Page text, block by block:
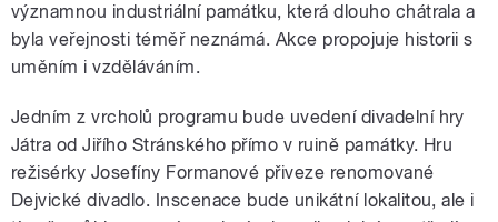
významnou industriální památku, která dlouho chátrala a
byla veřejnosti téměř neznámá. Akce propojuje historii s
uměním i vzděláváním.
Jedním z vrcholů programu bude uvedení divadelní hry
Játra od Jiřího Stránského přímo v ruině památky. Hru
režisérky Josefíny Formanové přiveze renomované
Dejvické divadlo. Inscenace bude unikátní lokalitou, ale i